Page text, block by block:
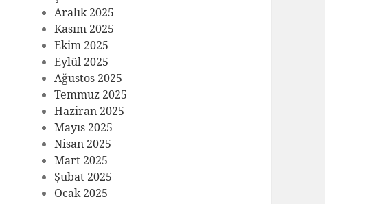
Aralık 2025
Kasım 2025
Ekim 2025
Eylül 2025
Ağustos 2025
Temmuz 2025
Haziran 2025
Mayıs 2025
Nisan 2025
Mart 2025
Şubat 2025
Ocak 2025